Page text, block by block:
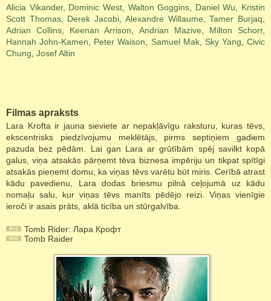
Alicia Vikander, Dominic West, Walton Goggins Daniel Wu
Kristin
Scott Thomas, Derek Jacobi Alexandre Willaume ,Tamer Burjaq
Adrian Collins
Keenan Arrison Andrian Mazive Milton Schorr,
Hannah John-Kamen
Peter Waison Samuel Mak, Sky Yang
Civic
Chung Josef Altin
Filmas apraksts
Lara Krofta ir jauna sieviete ar nepakļāvīgu raksturu, kuras tēvs,
ekscentrisks piedzīvojumu meklētājs, pirms septiņiem gadiem
pazuda bez pēdām. Lai gan Lara ar grūtībām spēj savilkt kopā
galus, viņa atsakās pārņemt tēva biznesa impēriju un tikpat spītīgi
atsakās pieņemt domu, ka viņas tēvs varētu būt miris. Cerībā atrast
kādu pavedienu, Lara dodas briesmu pilnā ceļojumā uz kādu
nomaļu salu, kur viņas tēvs manīts pēdējo reizi. Viņas vienīgie
ieroči ir asais prāts, aklā ticība un stūrgalvība.
Tomb Rider: Лара Крофт
Tomb Raider